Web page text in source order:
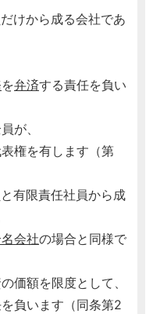
けから成る会社であ
を弁済する責任を負い
が、
権を有します（第
有限責任社員から成
会社の場合と同様で
額を限度として、
負います（同条第2